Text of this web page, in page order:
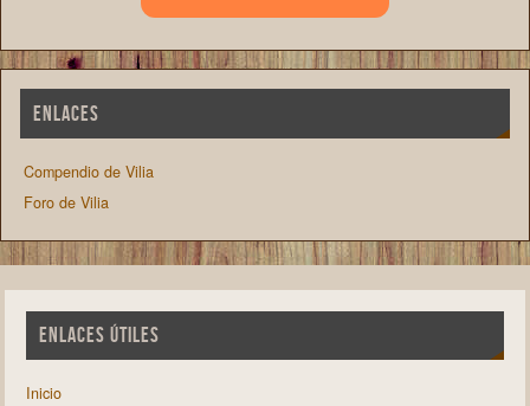
ENLACES
Compendio de Vilia
Foro de Vilia
ENLACES ÚTILES
Inicio